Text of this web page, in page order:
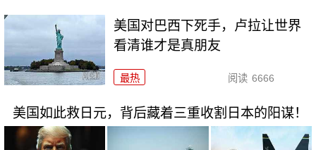
美国对巴西下死手，卢拉让世界
看清谁才是真朋友
最热 阅读 6666
美国如此救日元，背后藏着三重收割日本的阳谋！